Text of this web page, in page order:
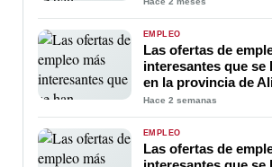
EMPLEO
Las ofertas de
interesantes que se
en la provincia de
23 de Julio 2026
Hace 2 semanas
EMPLEO
Las ofertas de